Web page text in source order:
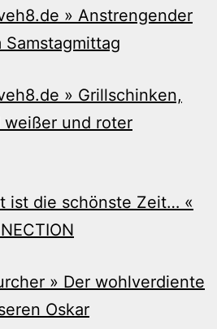
» Anstrengender
Samstagmittag
» Grillschinken,
und roter
ist die schönste Zeit… «
» Der wohlverdiente
Oskar